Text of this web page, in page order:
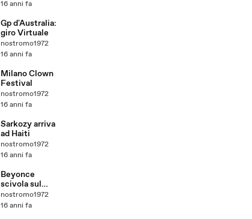
16 anni fa
Gp d'Australia:
giro Virtuale
nostromo1972
16 anni fa
Milano Clown
Festival
nostromo1972
16 anni fa
Sarkozy arriva
ad Haiti
nostromo1972
16 anni fa
Beyonce
scivola sul
palco
nostromo1972
16 anni fa